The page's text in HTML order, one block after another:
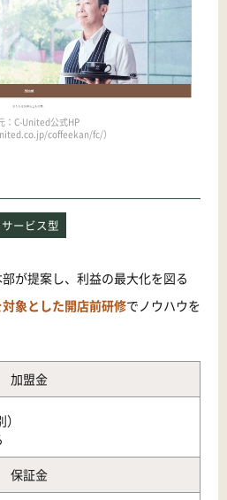
：C-United公式HP
coffeekan/fc/）
ービス型
が提案し、利益の最大化を図る
象とした開店前研修でノウハウを
加盟金
保証金